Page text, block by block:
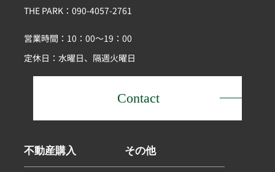
THE PARK：090-4057-2761
営業時間：10：00～19：00
定休日：水曜日、隔週火曜日
Contact
不動産購入 その他